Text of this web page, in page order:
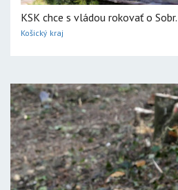
KSK chce s vládou rokovať o
Košický kraj